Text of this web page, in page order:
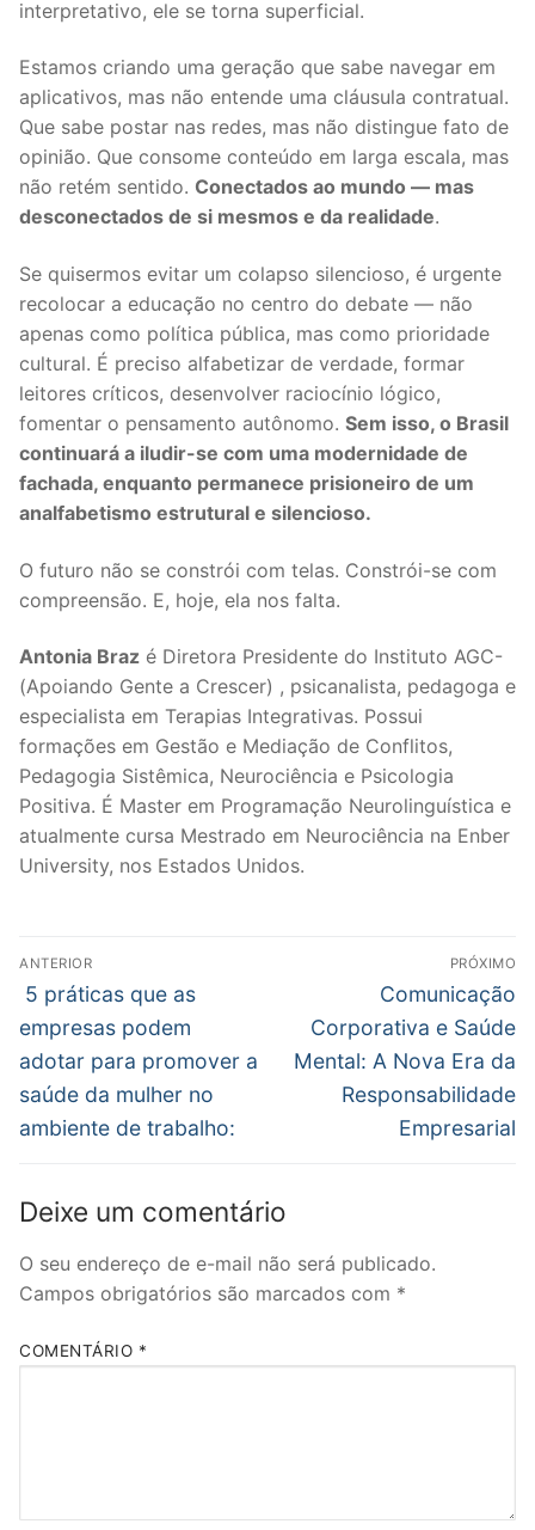
interpretativo, ele se torna superficial.
Estamos criando uma geração que sabe navegar em
aplicativos, mas não entende uma cláusula contratual.
Que sabe postar nas redes, mas não distingue fato de
opinião. Que consome conteúdo em larga escala, mas
não retém sentido. Conectados ao mundo — mas
desconectados de si mesmos e da realidade.
Se quisermos evitar um colapso silencioso, é urgente
recolocar a educação no centro do debate — não
apenas como política pública, mas como prioridade
cultural. É preciso alfabetizar de verdade, formar
leitores críticos, desenvolver raciocínio lógico,
fomentar o pensamento autônomo. Sem isso, o Brasil
continuará a iludir-se com uma modernidade de
fachada, enquanto permanece prisioneiro de um
analfabetismo estrutural e silencioso.
O futuro não se constrói com telas. Constrói-se com
compreensão. E, hoje, ela nos falta.
Antonia Braz é Diretora Presidente do Instituto AGC-
(Apoiando Gente a Crescer) , psicanalista, pedagoga e
especialista em Terapias Integrativas. Possui
formações em Gestão e Mediação de Conflitos,
Pedagogia Sistêmica, Neurociência e Psicologia
Positiva. É Master em Programação Neurolinguística e
atualmente cursa Mestrado em Neurociência na Enber
University, nos Estados Unidos.
Navegação
de
Post
ANTERIOR
Post
anterior:
5 práticas que as
empresas podem
adotar para promover a
saúde da mulher no
ambiente de trabalho:
PRÓXIMO
Próximo
post:
Comunicação
Corporativa e Saúde
Mental: A Nova Era da
Responsabilidade
Empresarial
Deixe um comentário
O seu endereço de e-mail não será publicado.
Campos obrigatórios são marcados com *
COMENTÁRIO *